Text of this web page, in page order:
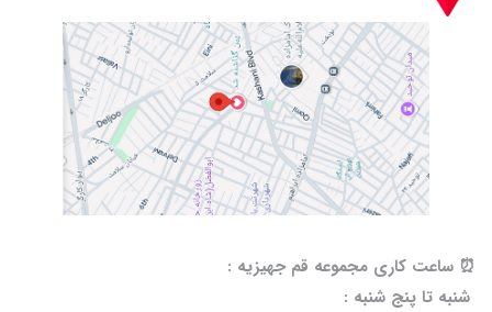
⏰️ ساعت کاری مجموعه قم جهیزیه :
شنبه تا پنج شنبه :